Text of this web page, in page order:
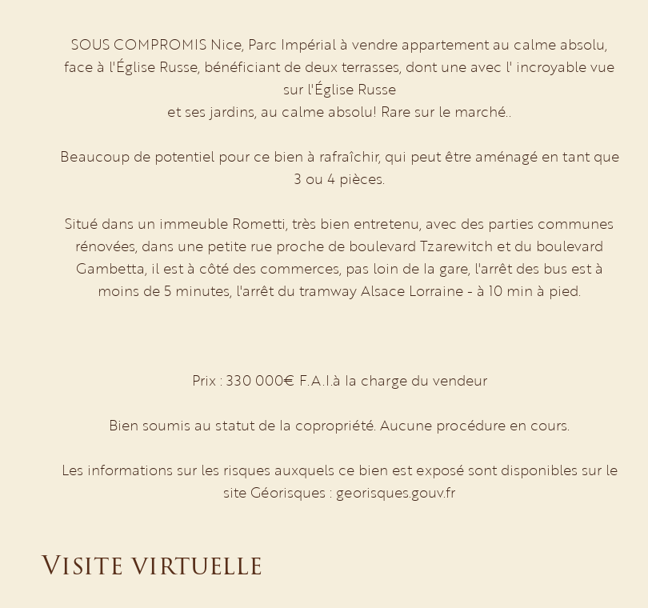
SOUS COMPROMIS Nice, Parc Impérial à vendre appartement au calme absolu,
face à l'Église Russe, bénéficiant de deux terrasses, dont une avec l' incroyable vue
sur l'Église Russe
et ses jardins, au calme absolu! Rare sur le marché..
Beaucoup de potentiel pour ce bien à rafraîchir, qui peut être aménagé en tant que
3 ou 4 pièces.
Situé dans un immeuble Rometti, très bien entretenu, avec des parties communes
rénovées, dans une petite rue proche de boulevard Tzarewitch et du boulevard
Gambetta, il est à côté des commerces, pas loin de la gare, l'arrêt des bus est à
moins de 5 minutes, l'arrêt du tramway Alsace Lorraine - à 10 min à pied.
Prix : 330 000€ F.A.I.à la charge du vendeur
Bien soumis au statut de la copropriété. Aucune procédure en cours.
Les informations sur les risques auxquels ce bien est exposé sont disponibles sur le
site Géorisques : georisques.gouv.fr
Visite virtuelle